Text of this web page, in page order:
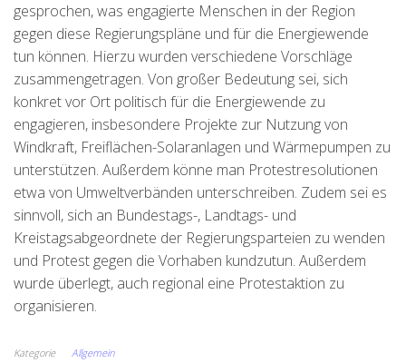
gesprochen, was engagierte Menschen in der Region
gegen diese Regierungspläne und für die Energiewende
tun können. Hierzu wurden verschiedene Vorschläge
zusammengetragen. Von großer Bedeutung sei, sich
konkret vor Ort politisch für die Energiewende zu
engagieren, insbesondere Projekte zur Nutzung von
Windkraft, Freiflächen-Solaranlagen und Wärmepumpen zu
unterstützen. Außerdem könne man Protestresolutionen
etwa von Umweltverbänden unterschreiben. Zudem sei es
sinnvoll, sich an Bundestags-, Landtags- und
Kreistagsabgeordnete der Regierungsparteien zu wenden
und Protest gegen die Vorhaben kundzutun. Außerdem
wurde überlegt, auch regional eine Protestaktion zu
organisieren.
Kategorie Allgemein